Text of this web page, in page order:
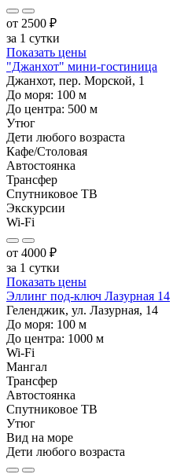
от 2500 ₽
за 1 сутки
Показать цены
"Джанхот" мини-гостиница
Джанхот, пер. Морской, 1
До моря: 100 м
До центра: 500 м
Утюг
Дети любого возраста
Кафе/Столовая
Автостоянка
Трансфер
Спутниковое ТВ
Экскурсии
Wi-Fi
от 4000 ₽
за 1 сутки
Показать цены
Эллинг под-ключ Лазурная 14
Геленджик, ул. Лазурная, 14
До моря: 100 м
До центра: 1000 м
Wi-Fi
Мангал
Трансфер
Автостоянка
Спутниковое ТВ
Утюг
Вид на море
Дети любого возраста